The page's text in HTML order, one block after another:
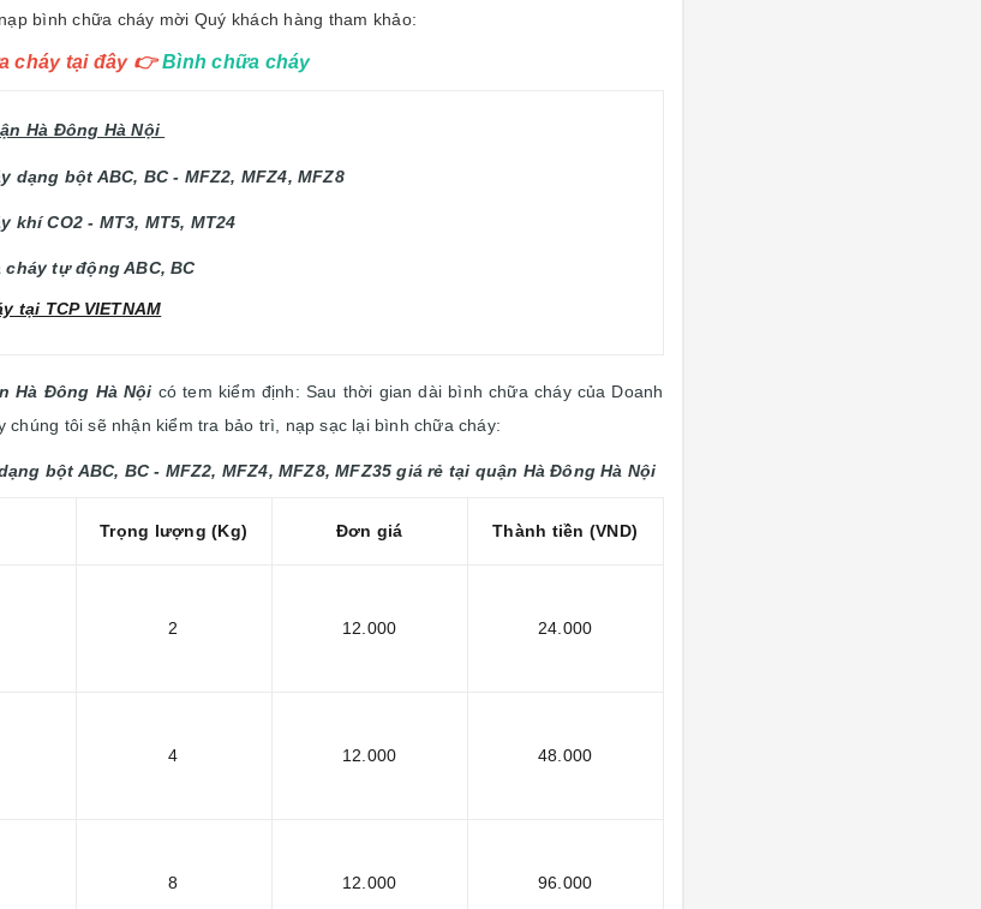
bình chữa cháy mời Quý khách hàng tham khảo:
cháy tại đây👉Bình chữa cháy
Hà Đông Hà Nội
bột ABC, BC - MFZ2, MFZ4, MFZ8
khí CO2 - MT3, MT5, MT24
tự động ABC, BC
tại TCP VIETNAM
Hà Đông Hà Nội có tem kiểm định: Sau thời gian dài bình chữa cháy của Doanh
chúng tôi sẽ nhận kiểm tra bảo trì, nạp sạc lại bình chữa cháy:
bột ABC, BC - MFZ2, MFZ4, MFZ8, MFZ35 giá rẻ tại quận Hà Đông Hà Nội
Trọng lượng (Kg) Đơn giá Thành tiền (VND)
2 12.000 24.000
4 12.000 48.000
8 12.000 96.000